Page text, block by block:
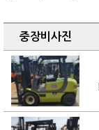
중장비사진